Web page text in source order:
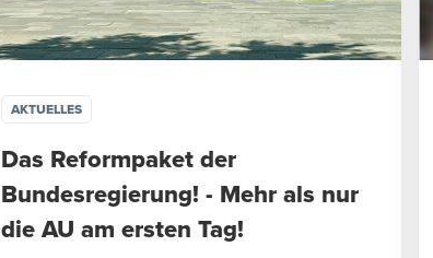
AKTUELLES
Das Reformpaket der
Bundesregierung! - Mehr als nur
die AU am ersten Tag!